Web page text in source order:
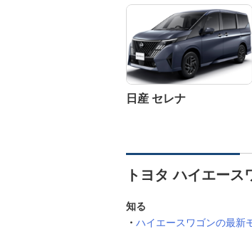
日産 セレナ
トヨタ ハイエース
知る
ハイエースワゴンの最新